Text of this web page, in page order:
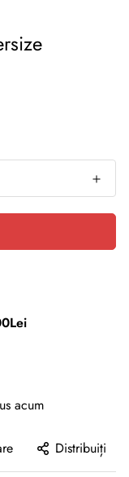
acum
Distribuiți